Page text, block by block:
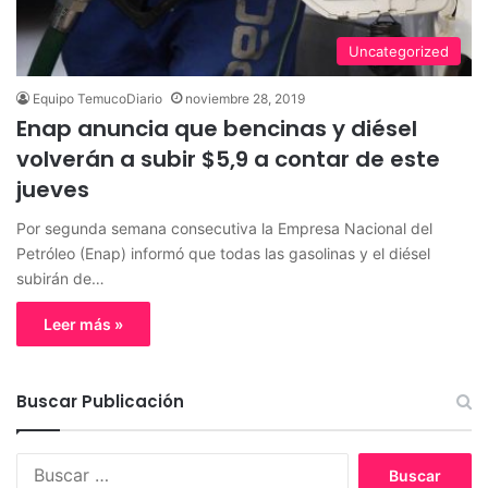
Uncategorized
Equipo TemucoDiario noviembre 28, 2019
Enap anuncia que bencinas y diésel
volverán a subir $5,9 a contar de este
jueves
Por segunda semana consecutiva la Empresa Nacional del
Petróleo (Enap) informó que todas las gasolinas y el diésel
subirán de…
Leer más »
Buscar Publicación